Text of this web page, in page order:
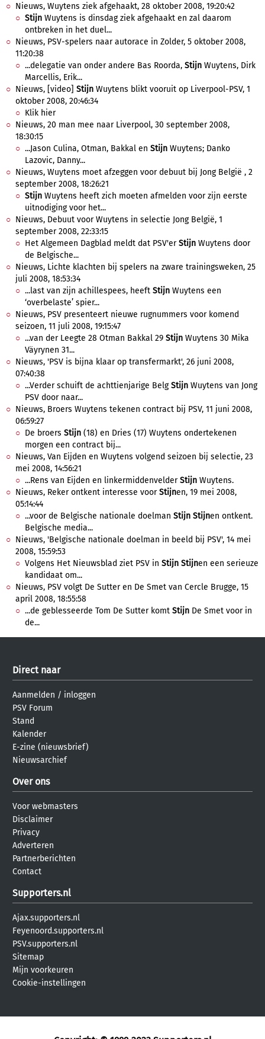
Nieuws, Wuytens ziek afgehaakt, 28 oktober 2008, 19:20:42
Stijn Wuytens is dinsdag ziek afgehaakt en zal daarom
ontbreken in het duel...
Nieuws, PSV-spelers naar autorace in Zolder, 5 oktober 2008,
11:20:38
...delegatie van onder andere Bas Roorda, Stijn Wuytens, Dirk
Marcellis, Erik...
Nieuws, [video] Stijn Wuytens blikt vooruit op Liverpool-PSV, 1
oktober 2008, 20:46:34
Klik hier
Nieuws, 20 man mee naar Liverpool, 30 september 2008,
18:30:15
...Jason Culina, Otman, Bakkal en Stijn Wuytens; Danko
Lazovic, Danny...
Nieuws, Wuytens moet afzeggen voor debuut bij Jong België , 2
september 2008, 18:26:21
Stijn Wuytens heeft zich moeten afmelden voor zijn eerste
uitnodiging voor het...
Nieuws, Debuut voor Wuytens in selectie Jong België, 1
september 2008, 22:33:15
Het Algemeen Dagblad meldt dat PSV'erStijn Wuytens door
de Belgische...
Nieuws, Lichte klachten bij spelers na zware trainingsweken, 25
juli 2008, 18:53:34
...last van zijn achillespees, heeft Stijn Wuytens een
‘overbelaste’ spier...
Nieuws, PSV presenteert nieuwe rugnummers voor komend
seizoen, 11 juli 2008, 19:15:47
...van der Leegte 28 Otman Bakkal 29 Stijn Wuytens 30 Mika
Väyrynen 31...
Nieuws, 'PSV is bijna klaar op transfermarkt', 26 juni 2008,
07:40:38
...Verder schuift de achttienjarige BelgStijn Wuytens van Jong
PSV door naar...
Nieuws, Broers Wuytens tekenen contract bij PSV, 11 juni 2008,
06:59:27
De broers Stijn (18) en Dries (17) Wuytens ondertekenen
morgen een contract bij...
Nieuws, Van Eijden en Wuytens volgend seizoen bij selectie, 23
mei 2008, 14:56:21
...Rens van Eijden en linkermiddenvelderStijn Wuytens.
Nieuws, Reker ontkent interesse voorStijnen, 19 mei 2008,
05:14:44
...voor de Belgische nationale doelman Stijn Stijnen ontkent.
Belgische media...
Nieuws, 'Belgische nationale doelman in beeld bij PSV', 14 mei
2008, 15:59:53
Volgens Het Nieuwsblad ziet PSV in Stijn Stijnen een serieuze
kandidaat om...
Nieuws, PSV volgt De Sutter en De Smet van Cercle Brugge, 15
april 2008, 18:55:58
...de geblesseerde Tom De Sutter komt Stijn De Smet voor in
de...
Direct naar
Aanmelden / inloggen
PSV Forum
Stand
Kalender
E-zine (nieuwsbrief)
Nieuwsarchief
Over ons
Voor webmasters
Disclaimer
Privacy
Adverteren
Partnerberichten
Contact
Supporters.nl
Ajax.supporters.nl
Feyenoord.supporters.nl
PSV.supporters.nl
Sitemap
Mijn voorkeuren
Cookie-instellingen